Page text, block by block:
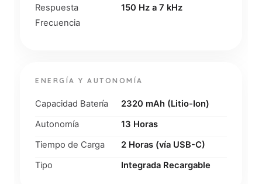
Respuesta
Frecuencia
150 Hz a 7 kHz
ENERGÍA Y AUTONOMÍA
Capacidad Batería
2320 mAh (Litio-Ion)
Autonomía
13 Horas
Tiempo de Carga
2 Horas (vía USB-C)
Tipo
Integrada Recargable